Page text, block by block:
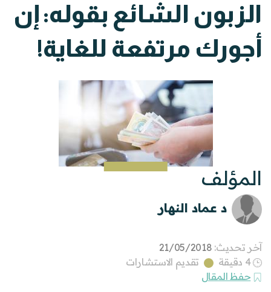
الزبون الشائع بقوله: إن
أجورك مرتفعة للغاية!
المؤلف
د عماد النهار
آخر تحديث: 21/05/2018
4 دقيقة
تقديم الاستشارات
حفظ المقال